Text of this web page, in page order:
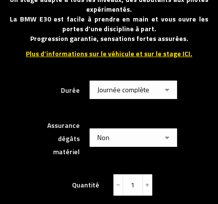
expérimentés.
La BMW E30 est facile à prendre en main et vous ouvre les
portes d’une discipline à part.
Progression garantie, sensations fortes assurées.
Plus d’informations sur le véhicule et sur le stage ICI.
Durée
Assurance
dégâts
matériel
Quantité ﹣ ﹢